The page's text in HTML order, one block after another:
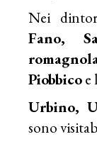
Nei
Fano,
Piobbicoe
Urbino,
sono